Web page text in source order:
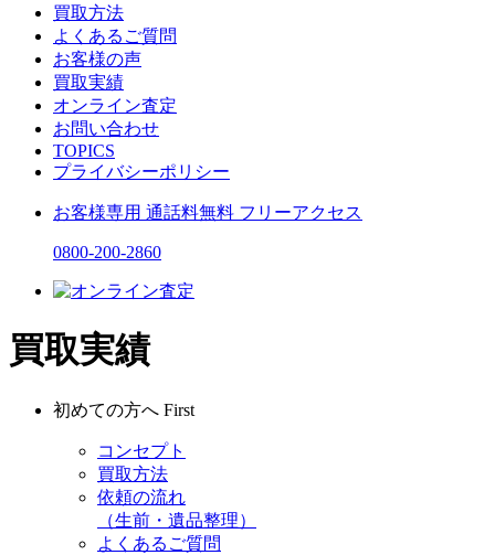
買取方法
よくあるご質問
お客様の声
買取実績
オンライン査定
お問い合わせ
TOPICS
プライバシーポリシー
お客様専用 通話料無料 フリーアクセス
0800-200-2860
買取実績
初めての方へ First
コンセプト
買取方法
依頼の流れ
（生前・遺品整理）
よくあるご質問